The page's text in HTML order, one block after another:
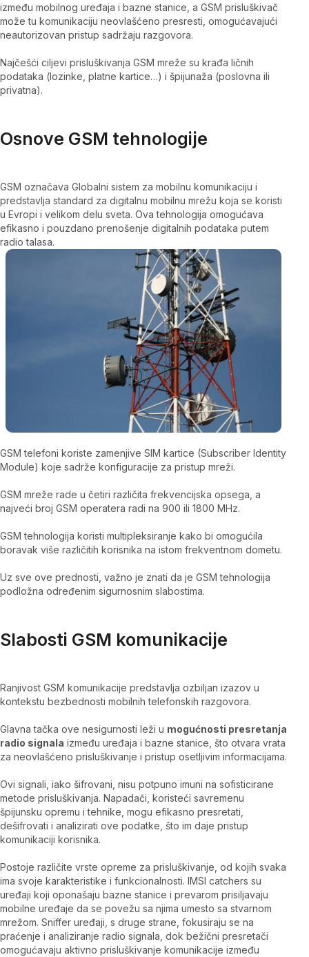
između mobilnog uređaja i bazne stanice, a GSM prisluškivač
može tu komunikaciju neovlašćeno presresti, omogućavajući
neautorizovan pristup sadržaju razgovora.
Najčešći ciljevi prisluškivanja GSM mreže su krađa ličnih
podataka (lozinke, platne kartice…) i špijunaža (poslovna ili
privatna).
Osnove GSM tehnologije
GSM označava Globalni sistem za mobilnu komunikaciju i
predstavlja standard za digitalnu mobilnu mrežu koja se koristi
u Evropi i velikom delu sveta. Ova tehnologija omogućava
efikasno i pouzdano prenošenje digitalnih podataka putem
radio talasa.
GSM telefoni koriste zamenjive SIM kartice (Subscriber Identity
Module) koje sadrže konfiguracije za pristup mreži.
GSM mreže rade u četiri različita frekvencijska opsega, a
najveći broj GSM operatera radi na 900 ili 1800 MHz.
GSM tehnologija koristi multipleksiranje kako bi omogućila
boravak više različitih korisnika na istom frekventnom dometu.
Uz sve ove prednosti, važno je znati da je GSM tehnologija
podložna određenim sigurnosnim slabostima.
Slabosti GSM komunikacije
Ranjivost GSM komunikacije predstavlja ozbiljan izazov u
kontekstu bezbednosti mobilnih telefonskih razgovora.
Glavna tačka ove nesigurnosti leži u mogućnosti presretanja
radio signala između uređaja i bazne stanice, što otvara vrata
za neovlašćeno prisluškivanje i pristup osetljivim informacijama.
Ovi signali, iako šifrovani, nisu potpuno imuni na sofisticirane
metode prisluškivanja. Napadači, koristeći savremenu
špijunsku opremu i tehnike, mogu efikasno presretati,
dešifrovati i analizirati ove podatke, što im daje pristup
komunikaciji korisnika.
Postoje različite vrste opreme za prisluškivanje, od kojih svaka
ima svoje karakteristike i funkcionalnosti. IMSI catchers su
uređaji koji oponašaju bazne stanice i prevarom prisiljavaju
mobilne uređaje da se povežu sa njima umesto sa stvarnom
mrežom. Sniffer uređaji, s druge strane, fokusiraju se na
praćenje i analiziranje radio signala, dok bežični presretači
omogućavaju aktivno prisluškivanje komunikacije između